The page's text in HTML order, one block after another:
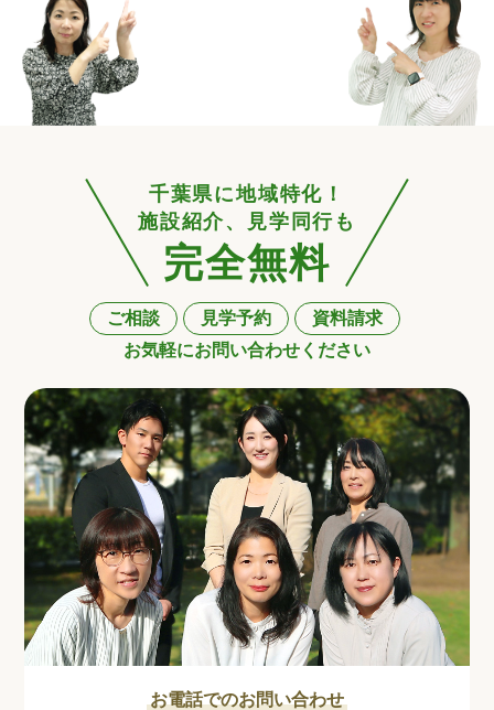
千葉県に地域特化！
施設紹介、見学同行も
完全無料
ご相談 見学予約
資料請求
お気軽にお問い合わせください
お電話でのお問い合わせ